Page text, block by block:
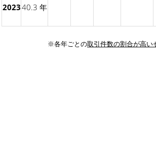
202340.3 年
※各年ごとの取引件数の割合が高い